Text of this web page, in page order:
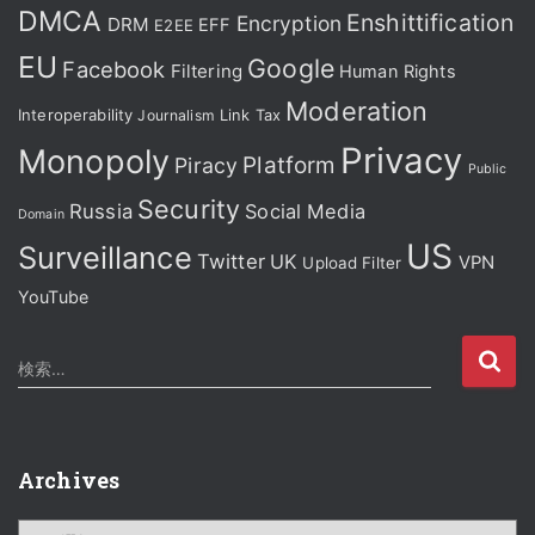
DMCA DRM E2EE EFF Encryption Enshittification
EU Facebook Filtering Google Human Rights
Interoperability Journalism Link Tax Moderation
Monopoly Piracy Platform Privacy Public
Domain Russia Security Social Media
Surveillance Twitter UK Upload Filter US VPN
YouTube
検
索
検索…
Archives